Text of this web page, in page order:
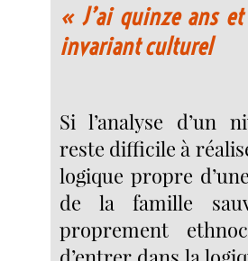
« J’ai quinze ans
invariant culturel
Si l’analyse d’un
reste difficile à
logique propre
de la famille
proprement